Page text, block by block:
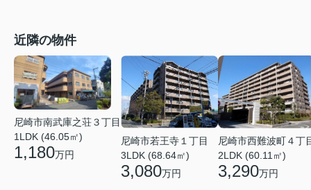
近隣の物件
尼崎市南武庫之荘３丁目
1LDK (46.05㎡)
1,180万円
尼崎市若王寺１丁目
3LDK (68.64㎡)
3,080万円
尼崎市西難波町４丁
2LDK (60.11㎡)
3,290万円